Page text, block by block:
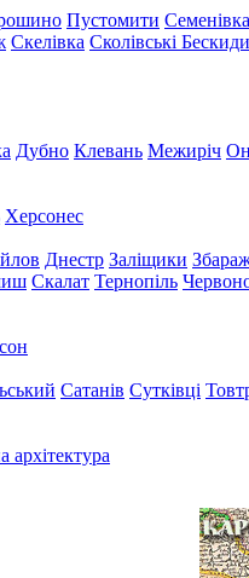
Пустомити Семенівка
Скелівка Сколівські Бескиди
Дубно Клевань Межиріч
Херсонес
Днестр Заліщики
Скалат Тернопіль
Сатанів Сутківці
архітектура